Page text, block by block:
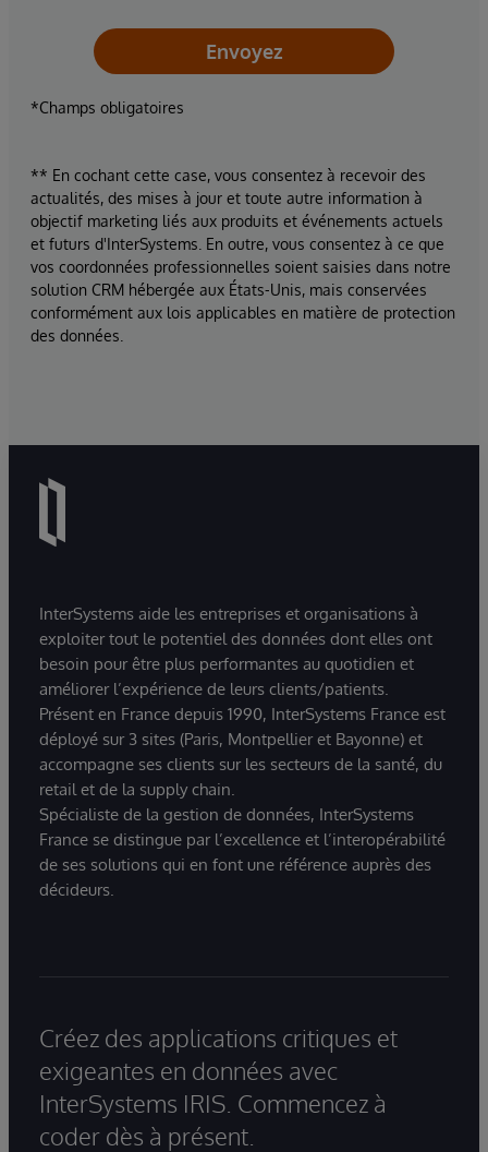
Envoyez
*Champs obligatoires
** En cochant cette case, vous consentez à recevoir des
actualités, des mises à jour et toute autre information à
objectif marketing liés aux produits et événements actuels
et futurs d'InterSystems. En outre, vous consentez à ce que
vos coordonnées professionnelles soient saisies dans notre
solution CRM hébergée aux États-Unis, mais conservées
conformément aux lois applicables en matière de protection
des données.
InterSystems aide les entreprises et organisations à
exploiter tout le potentiel des données dont elles ont
besoin pour être plus performantes au quotidien et
améliorer l’expérience de leurs clients/patients.
Présent en France depuis 1990, InterSystems France est
déployé sur 3 sites (Paris, Montpellier et Bayonne) et
accompagne ses clients sur les secteurs de la santé, du
retail et de la supply chain.
Spécialiste de la gestion de données, InterSystems
France se distingue par l’excellence et l’interopérabilité
de ses solutions qui en font une référence auprès des
décideurs.
Créez des applications critiques et
exigeantes en données avec
InterSystems IRIS. Commencez à
coder dès à présent.